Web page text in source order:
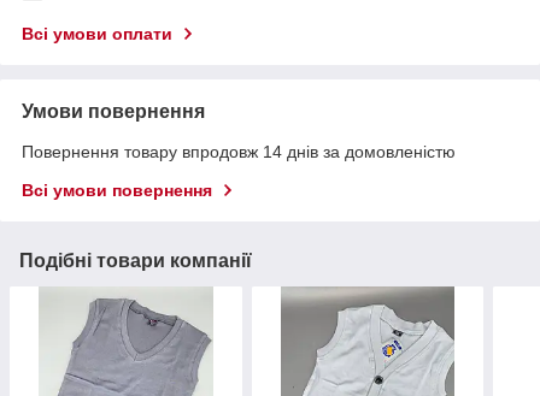
Всі умови оплати
Умови повернення
Повернення товару впродовж 14 днів за домовленістю
Всі умови повернення
Подібні товари компанії